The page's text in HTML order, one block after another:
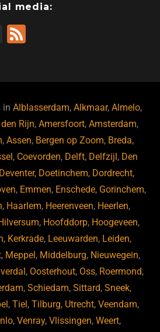
media:
X
inAlblasserdam,Alkmaar,Almelo,
Rijn,Amersfoort,Amsterdam,
,Assen, Bergen op Zoom, Breda,
, Coevorden, Delft, Delfzijl, Den
Deventer, Doetinchem, Dordrecht,
, Emmen, Enschede, Gorinchem,
, Haarlem, Heerenveen, Heerlen,
, Hoofddorp, Hoogeveen,
, Kerkrade, Leeuwarden, Leiden,
, Meppel, Middelburg, Nieuwegein,
, Oosterhout, Oss, Roermond,
, Schiedam, Sittard, Sneek,
,Tiel,Tilburg, Utrecht,Veendam,
,Venray,Vlissingen,Weert,